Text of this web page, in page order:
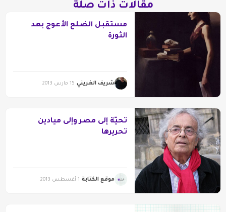
مقالات ذات صلة
مستقبل الضلع الأعوج بعد
الثورة
شريف الغريني 15 مارس 2013
تحيّة إلى مصر وإلى ميادين
تحريرها
موقع الكتابة 1 أغسطس 2013